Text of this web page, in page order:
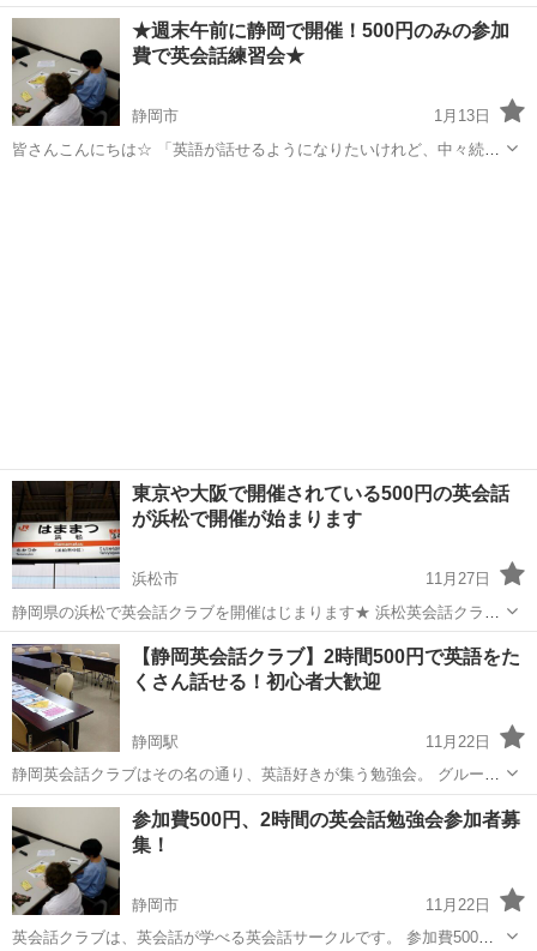
か？ 参加者のレベルは超初心者から超上級者までと幅広く、それぞれ
のレベルに分かれたテーブルで行いますので、自分にあったレベルで
の参加ができます。 【...
静岡 浜松市 英会話 クラブ
★週末午前に静岡で開催！500円のみの参加
費で英会話練習会★
静岡市
1月13日
皆さんこんにちは☆ 「英語が話せるようになりたいけれど、中々続か
東京や大阪で開催されている500円の英会話
が浜松で開催が始まります
浜松市
11月27日
静岡県の浜松で英会話クラブを開催はじまります★ 浜松英会話クラブ
は英会話サークルとして活動しています。この英語勉強会は浜松以外
にも静岡で開催されています。また東京23区、神奈川県の横浜や埼
玉、千葉、大阪の各地で開催され...
静岡 浜松市 英会話 クラブ
【静岡英会話クラブ】2時間500円で英語をた
くさん話せる！初心者大歓迎
静岡駅
11月22日
静岡英会話クラブはその名の通り、英語好きが集う勉強会。 グループ
トークやゲームなどを通じて、英語力の向上を図ります。 参加者には
会社員や主婦の方、学生さんやシニア世代の方々など様々。 2時間た
くさん話せて500...
静岡 静岡市 静岡駅 英会話 クラブ
参加費500円、2時間の英会話勉強会参加者募
集！
静岡市
11月22日
英会話クラブは、英会話が学べる英会話サークルです。 参加費500円